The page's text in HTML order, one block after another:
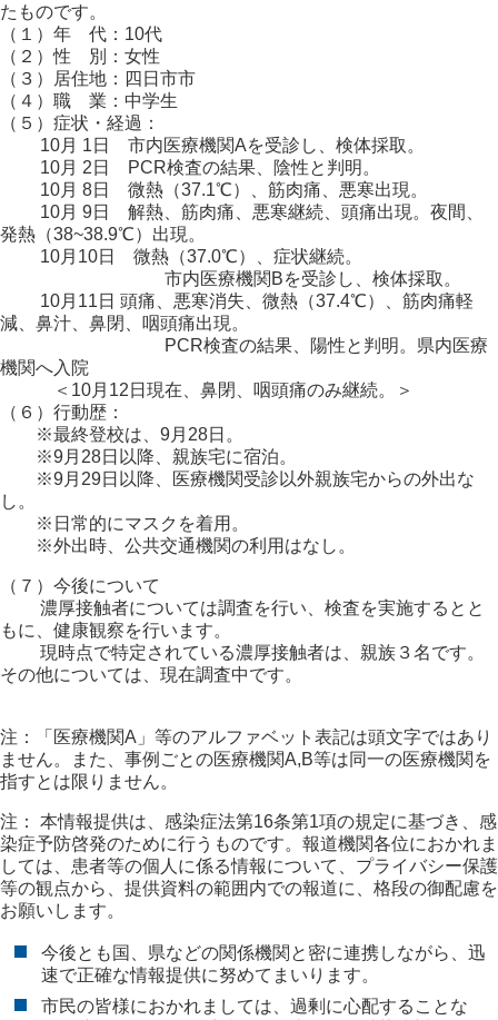
たものです。
（１）年 代：10代
（２）性 別：女性
（３）居住地：四日市市
（４）職 業：中学生
（５）症状・経過：
10月 1日 市内医療機関Aを受診し、検体採取。
10月 2日 PCR検査の結果、陰性と判明。
10月 8日 微熱（37.1℃）、筋肉痛、悪寒出現。
10月 9日 解熱、筋肉痛、悪寒継続、頭痛出現。夜間、
発熱（38~38.9℃）出現。
10月10日 微熱（37.0℃）、症状継続。
市内医療機関Bを受診し、検体採取。
10月11日 頭痛、悪寒消失、微熱（37.4℃）、筋肉痛軽
減、鼻汁、鼻閉、咽頭痛出現。
PCR検査の結果、陽性と判明。県内医療
機関へ入院
＜10月12日現在、鼻閉、咽頭痛のみ継続。＞
（６）行動歴：
※最終登校は、9月28日。
※9月28日以降、親族宅に宿泊。
※9月29日以降、医療機関受診以外親族宅からの外出な
し。
※日常的にマスクを着用。
※外出時、公共交通機関の利用はなし。
（７）今後について
濃厚接触者については調査を行い、検査を実施するとと
もに、健康観察を行います。
現時点で特定されている濃厚接触者は、親族３名です。
その他については、現在調査中です。
注：「医療機関A」等のアルファベット表記は頭文字ではあり
ません。また、事例ごとの医療機関A,B等は同一の医療機関を
指すとは限りません。
注： 本情報提供は、感染症法第16条第1項の規定に基づき、感
染症予防啓発のために行うものです。報道機関各位におかれま
しては、患者等の個人に係る情報について、プライバシー保護
等の観点から、提供資料の範囲内での報道に、格段の御配慮を
お願いします。
今後とも国、県などの関係機関と密に連携しながら、迅
速で正確な情報提供に努めてまいります。
市民の皆様におかれましては、過剰に心配することな